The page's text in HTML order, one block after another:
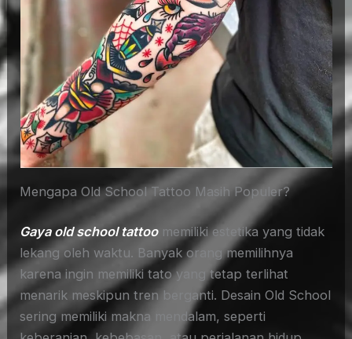
Mengapa Old School Tattoo Masih Populer?
Gaya old school tattoomemiliki estetika yang tidak
lekang oleh waktu. Banyak orang memilihnya
karena ingin memiliki tato yang tetap terlihat
menarik meskipun tren berganti. Desain Old School
sering memiliki makna mendalam, seperti